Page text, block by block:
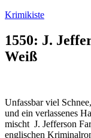
Zum
springen
Krimikiste
1550: J.
Weiß
Unfassbar viel
und ein verlassenes
mischt J. Jefferson
englischen